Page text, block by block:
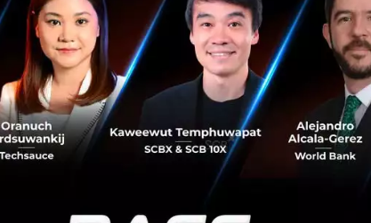
คโนโลยี
แปลงในโลกของเทคโนโลยี ณ ตอนนี้ยังมีไม่มาก แต่ในอี
ด และอีกหนึ่งสิ่งที่กำลังเข้ามามีบทบาทอย่างมากก็คือ
ถูกมองว่าในอนาคต AI จะเป็นสิ่งที่เข้ามาพัฒนาทั้งตัวเทค